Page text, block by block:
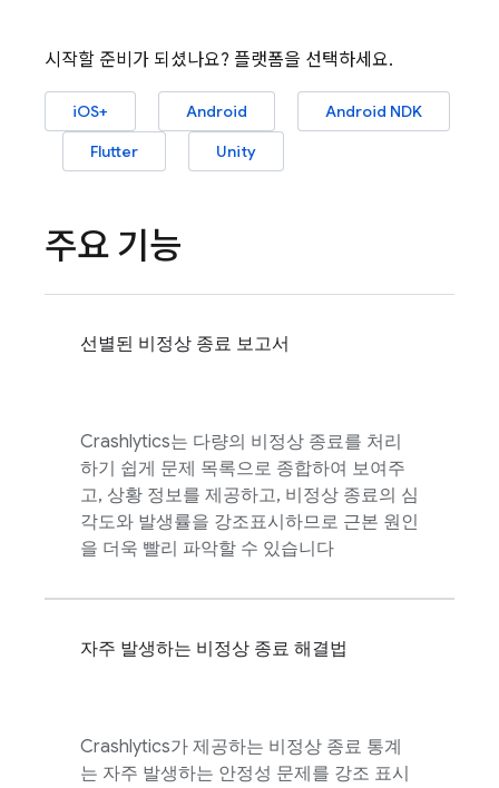
시작할 준비가 되셨나요? 플랫폼을 선택하세요.
iOS+ Android
Android NDK
Flutter
Unity
주요 기능
선별된 비정상 종료 보고서
Crashlytics는 다량의 비정상 종료를 처리
하기 쉽게 문제 목록으로 종합하여 보여주
고, 상황 정보를 제공하고, 비정상 종료의 심
각도와 발생률을 강조표시하므로 근본 원인
을 더욱 빨리 파악할 수 있습니다
자주 발생하는 비정상 종료 해결법
Crashlytics가 제공하는 비정상 종료 통계
는 자주 발생하는 안정성 문제를 강조 표시